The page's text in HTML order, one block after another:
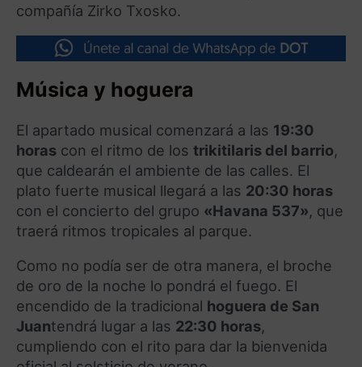
compañía Zirko Txosko.
Música y hoguera
El apartado musical comenzará a las 19:30
horas con el ritmo de los trikitilaris del barrio,
que caldearán el ambiente de las calles. El
plato fuerte musical llegará a las 20:30 horas
con el concierto del grupo «Havana 537», que
traerá ritmos tropicales al parque.
Como no podía ser de otra manera, el broche
de oro de la noche lo pondrá el fuego. El
encendido de la tradicional hoguera de San
Juantendrá lugar a las 22:30 horas,
cumpliendo con el rito para dar la bienvenida